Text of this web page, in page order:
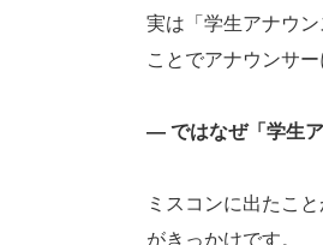
実は「学生アナウ
ことでアナウンサ
― ではなぜ「学生
ミスコンに出たこ
がきっかけです。